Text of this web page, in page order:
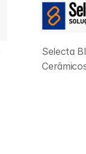
Selecta